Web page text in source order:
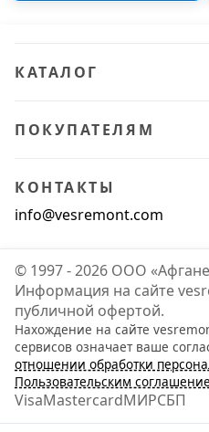
Сантехника
Для кухни
Санфаянс
КАТАЛОГ
ПОКУПАТЕЛЯМ
КОНТАКТЫ
info@vesremont.com
© 1997 - 2026 ООО
Информация на сайте
публичной офертой.
Нахождение на сайте
сервисов означает ваше
отношении обработки
Пользовательским
VisaMastercardМИРСБП